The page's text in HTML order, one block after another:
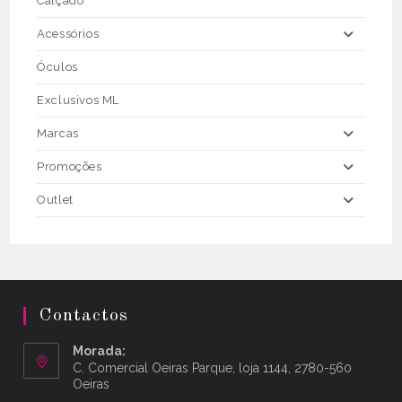
Acessórios
Óculos
Exclusivos ML
Marcas
Promoções
Outlet
Contactos
Morada:
C. Comercial Oeiras Parque, loja 1144, 2780-560
Oeiras